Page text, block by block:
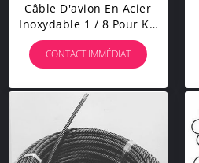
Câble D'avion En Acier
Inoxydable 1 / 8 Pour Kit
De Rampe De Câble De
Pont, 7 X 7 200 Ft T 316
Marine
CONTACT IMMÉDIAT